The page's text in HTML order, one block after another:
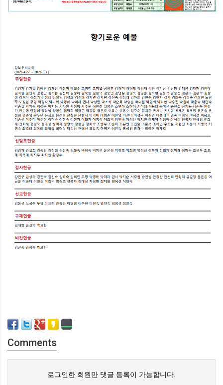
Comments
로그인한 회원만 댓글 등록이 가능합니다.